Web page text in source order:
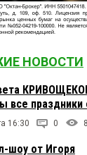
НОВОСТИ
все
16:30 0
шоу от Игоря